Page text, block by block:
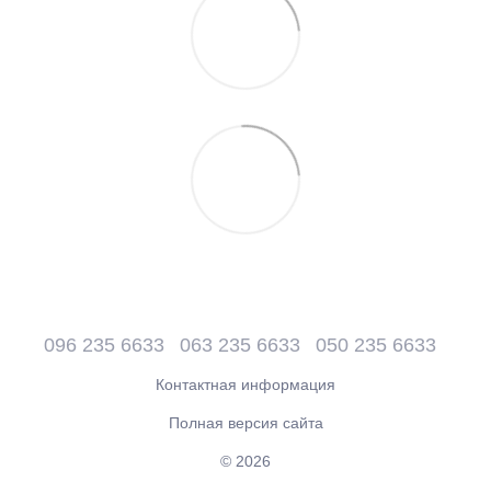
096 235 6633 063 235 6633 050 235 6633
Контактная информация
Полная версия сайта
© 2026